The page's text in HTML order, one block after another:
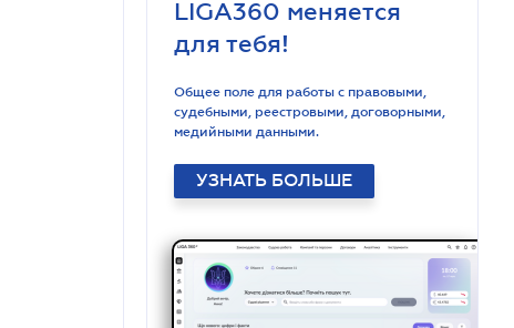
LIGA360 меняется
для тебя!
Общее поле для работы с правовыми,
судебными, реестровыми, договорными,
медийными данными.
УЗНАТЬ БОЛЬШЕ